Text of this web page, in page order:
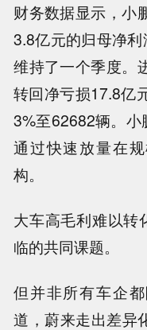
财务数据显示，小
3.8亿元的归母净
维持了一个季度。
转回净亏损17.8亿
3%至62682辆。小
通过快速放量在
构。
大车高毛利难以转
临的共同课题。
但并非所有车企
道，蔚来走出差异